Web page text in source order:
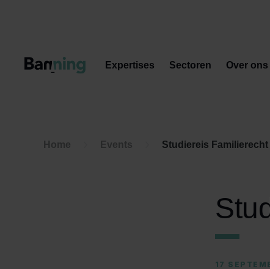
Expertises Sectoren Over ons
Home Events Studiereis Familierecht
17